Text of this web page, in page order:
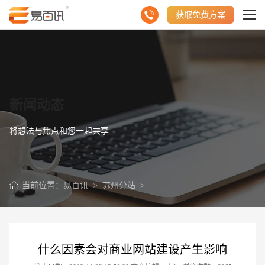
获取免费方案
将想法与焦点和您一起共享
当前位置： 易百讯>苏州分站>
什么因素会对商业网站建设产生影响